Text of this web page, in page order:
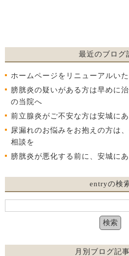
最近のブログ
ホームページをリニューアルい
膀胱炎の疑いがある方は早めに
の当院へ
前立腺炎がご不安な方は安城に
尿漏れのお悩みをお抱えの方は
相談を
膀胱炎が悪化する前に、安城に
entryの検
月別ブログ記